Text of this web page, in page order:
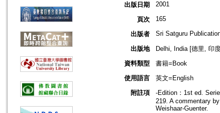
出版日期 2001
頁次 165
出版者 Sri Satguru
出版地
Delhi, India [德里, 印
資料類型
書籍=Book
使用語言
英文=English
附註項
-Edition：1st ed.
219. A commentary
Weishaar-Guenter.